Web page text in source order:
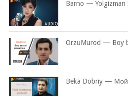
Barno — Yolgizman
OrzuMurod — Boy
Beka Dobriy —